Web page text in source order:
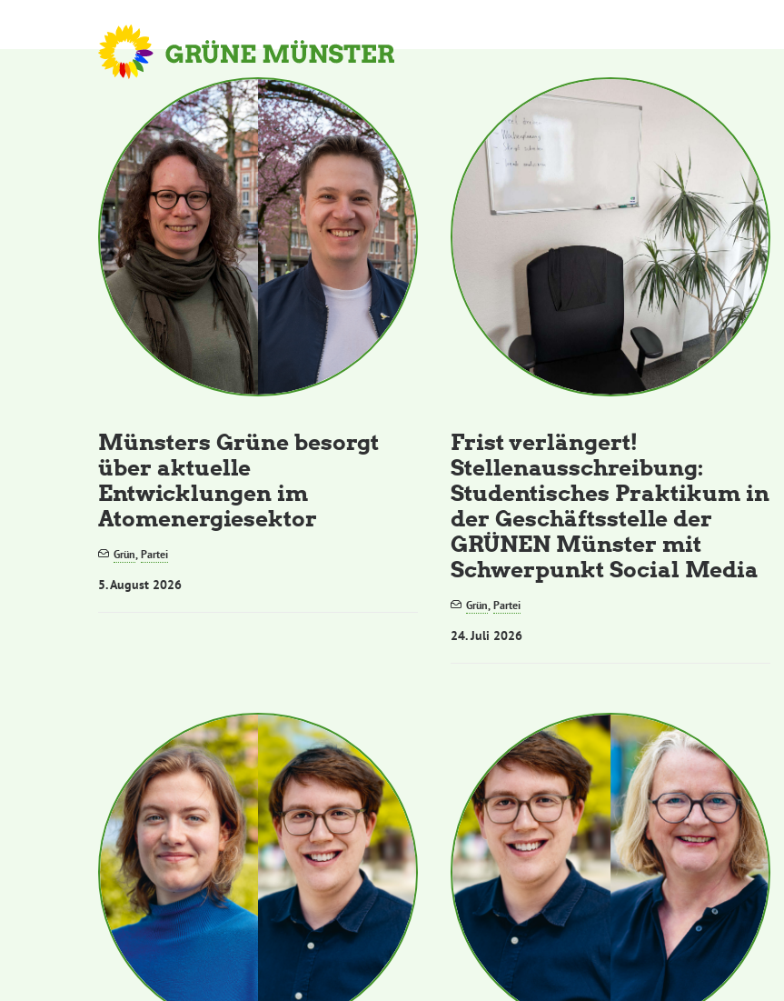
Münsters Grüne besorgt
über aktuelle
Entwicklungen im
Atomenergiesektor
Grün,Partei
5. August 2026
Frist verlängert!
Stellenausschreibung:
Studentisches Praktikum in
der Geschäftsstelle der
GRÜNEN Münster mit
Schwerpunkt Social Media
Grün,Partei
24. Juli 2026